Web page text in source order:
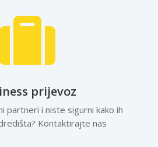

prijevoz
partneri i niste sigurni kako ih
Kontaktirajte nas